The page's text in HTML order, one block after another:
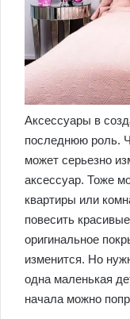
Аксессуары в
последнюю роль.
может серьезно
аксессуар. Тоже
квартиры или
повесить
оригинальное
изменится. Но
одна маленькая
начала можно